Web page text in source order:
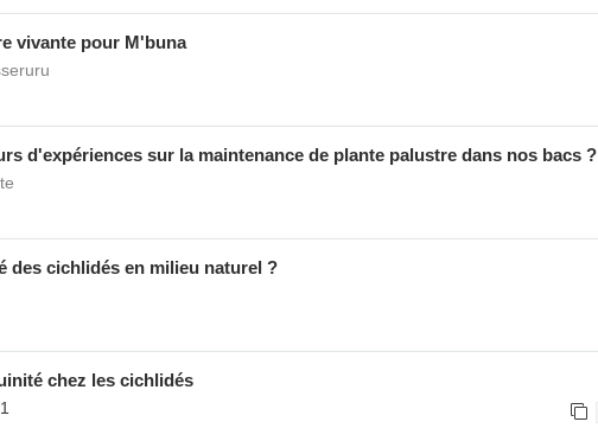
vivante pour M'buna
d'expériences sur la maintenance de plante palustre dans nos bacs ?
des cichlidés en milieu naturel ?
chez les cichlidés